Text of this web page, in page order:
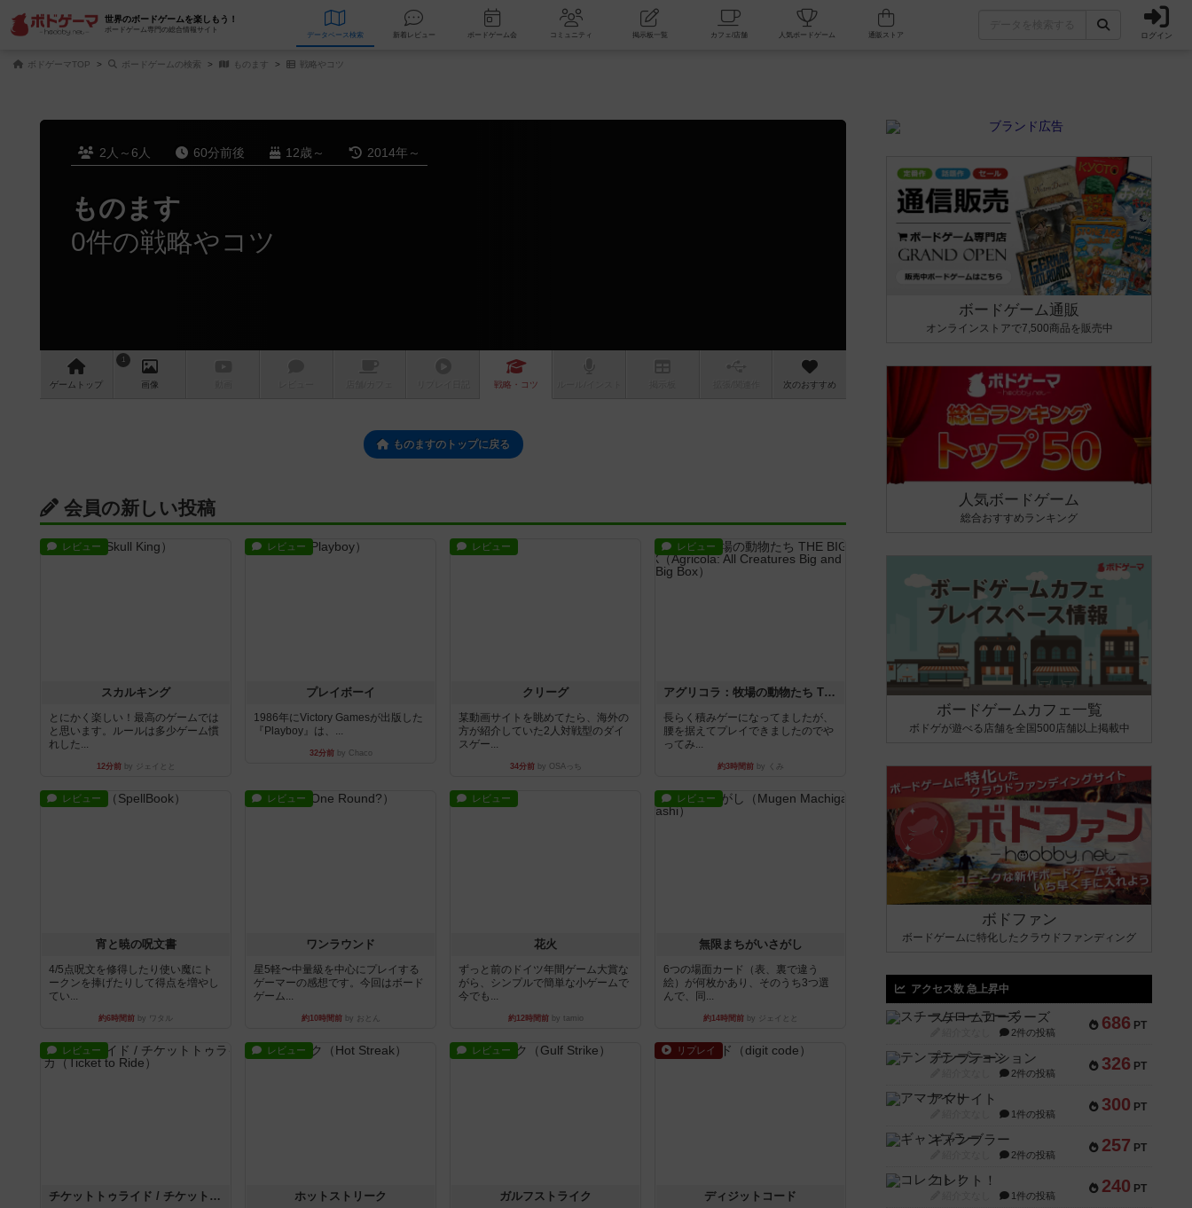
世界のボードゲームを楽しもう！
ボードゲーム専門の総合情報サイト
データベース 検索 新着レビュー ボードゲーム会 コミュニティ 掲示板一覧 カフェ/店舗 人気ボードゲーム ログイン
ボドゲーマTOP ボードゲームの検索 ものます 戦略やコツ
2人～6人 60分前後 12歳～ 2014年～
ものます
0件の戦略やコツ
ゲーム トップ
1
画像 戦略 ・コツ 次のおすすめ
ものますのトップに戻る
会員の新しい投稿
レビュー
スカルキング
とにかく楽しい！最高のゲームでは
と思います。ルールは多少ゲーム慣
れした...
12分前by ジェイとと
レビュー
プレイボーイ
1986年にVictory Gamesが出版した
『Playboy』は、...
32分前by Chaco
レビュー
クリーグ
某動画サイトを眺めてたら、海外の
方が紹介していた2人対戦型のダイ
スゲー...
34分前by OSAっち
レビュー
アグリコラ：牧場の動物たち THE BIG BOX
長らく積みゲーになってましたが、
腰を据えてプレイできましたのでや
ってみ...
約3時間前by くみ
レビュー
宵と暁の呪文書
4/5点呪文を修得したり使い魔にト
ークンを捧げたりして得点を増やし
てい...
約6時間前 by ワタル
レビュー
ワンラウンド
星5軽〜中量級を中心にプレイする
ゲーマーの感想です。今回はボード
ゲーム...
約10時間前by おとん
レビュー
花火
ずっと前のドイツ年間ゲーム大賞な
がら、シンプルで簡単な小ゲームで
今でも...
約12時間前by tamio
レビュー
無限まちがいさがし
6つの場面カード（表、裏で違う
絵）が何枚かあり、そのうち3つ選
んで、同...
約14時間前by ジェイとと
レビュー
チケットトゥライド / チケットトゥライドアメリカ
レビュー
ホットストリーク
レビュー
ガルフストライク
リプレイ
ディジットコード
ボードゲーム通販
オンラインストアで7,500商品を販売中
人気ボードゲーム
総合おすすめランキング
ボードゲームカフェ一覧
ボドゲが遊べる店舗を全国500店舗以上掲載中
ボドファン
ボードゲームに特化したクラウドファンディング
アクセス数 急上昇中
686 PT
スチームローラーズ
2件の投稿
326 PT
テンプテーション
2件の投稿
300 PT
アマナイト
1件の投稿
257 PT
ギャンブラー
2件の投稿
240 PT
コレクト！
1件の投稿